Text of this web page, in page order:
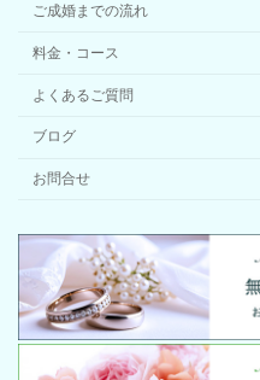
ご成婚までの流れ
料金・コース
よくあるご質問
ブログ
お問合せ